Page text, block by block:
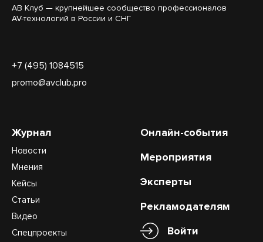
АВ Клуб — крупнейшее сообщество профессионалов
AV-технологий в России и СНГ
+7 (495) 1084515
promo@avclub.pro
Журнал
Новости
Мнения
Кейсы
Статьи
Видео
Спецпроекты
Онлайн-события
Мероприятия
Эксперты
Рекламодателям
Войти